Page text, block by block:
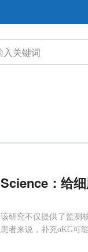
Science：给
该研究不仅提供了监测
患者来说，补充αKG可